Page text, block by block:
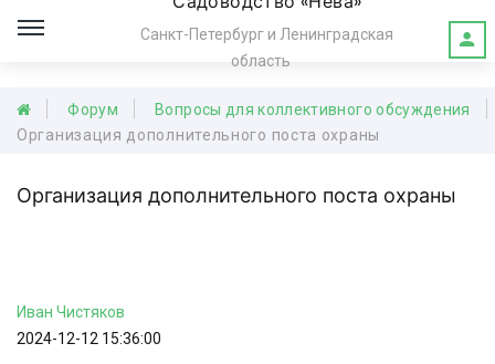
Санкт-Петербург и Ленинградская
область
Форум
Вопросы для коллективного обсуждения
Организация дополнительного поста охраны
Организация дополнительного поста охраны
Иван Чистяков
2024-12-12 15:36:00